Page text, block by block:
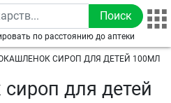
по расстоянию до аптеки
СИРОП ДЛЯ ДЕТЕЙ 100МЛ
для детей